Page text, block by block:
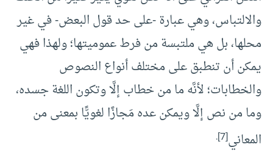
والالتباس، وهي عبارة -على حد قول البعض- في غير
محلها، بل هي ملتبسة من فرط عموميتها؛ ولهذا فهي
يمكن أن تنطبق على مختلف أنواع النصوص
والخطابات؛ لأنَّه ما من خطاب إلَّا وتكون اللغة جسده،
وما من نص إلَّا ويمكن عده مَجازًا لغويًّا بمعنى من
المعاني[7]
.